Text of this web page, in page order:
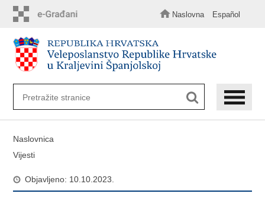
sadržaj
Naslovna Español
Naslovnica
Vijesti
Objavljeno: 10.10.2023.